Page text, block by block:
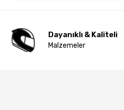
Dayanıklı & Kaliteli
Malzemeler